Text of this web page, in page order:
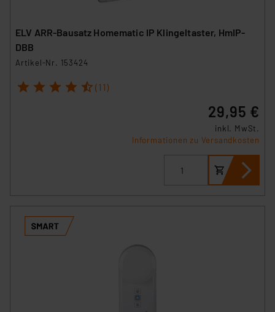
ELV ARR-Bausatz Homematic IP Klingeltaster, HmIP-
DBB
Artikel-Nr. 153424
1 2 3 4 5 (11)
29,95 €
inkl. MwSt.
Informationen zu Versandkosten